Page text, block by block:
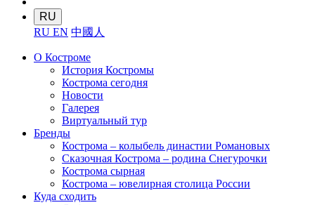
RU
RU EN 中國人
О Костроме
История Костромы
Кострома сегодня
Новости
Галерея
Виртуальный тур
Бренды
Кострома – колыбель династии Романовых
Сказочная Кострома – родина Снегурочки
Кострома сырная
Кострома – ювелирная столица России
Куда сходить